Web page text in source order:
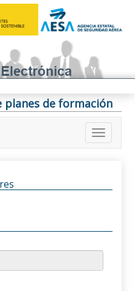
planes de formación